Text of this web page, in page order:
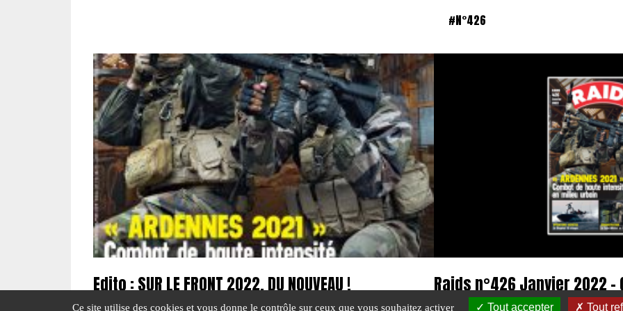
#N°426
Edito : SUR LE FRONT 2022, DU NOUVEAU !
Raids n°426 Janvier 2022
E-Mag
Ce site utilise des cookies et vous donne le contrôle sur ceux que vous souhaitez activer Tout accepter Tout